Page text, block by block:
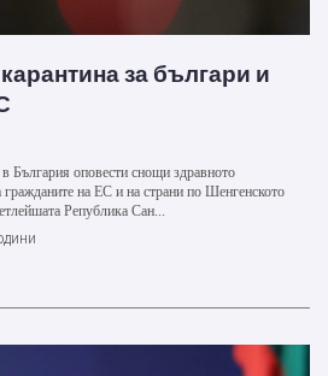
за българи и
България оповести снощи здравното
гражданите на ЕС и на страни по Шенгенското
Република Сан...